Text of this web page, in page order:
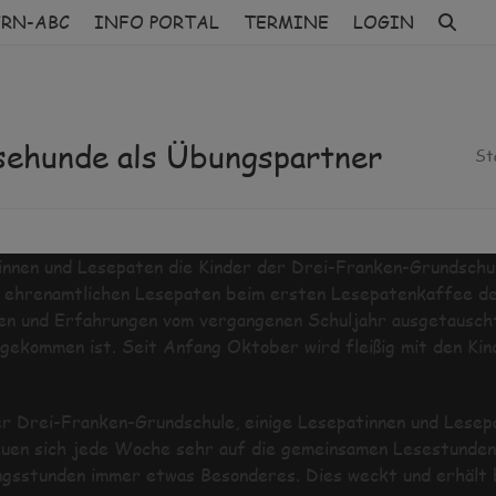
ABC INFO PORTAL TERMINE LOGIN
als Übungspartner
und Lesepaten die Kinder der Drei-Franken-
Lesepaten beim ersten Lesepatenkaffee
Erfahrungen vom vergangenen Schuljahr
ist. Seit Anfang Oktober wird fleißig mit den
Franken-Grundschule, einige Lesepatinnen und
sich jede Woche sehr auf die gemeinsamen
immer etwas Besonderes. Dies weckt und erhält